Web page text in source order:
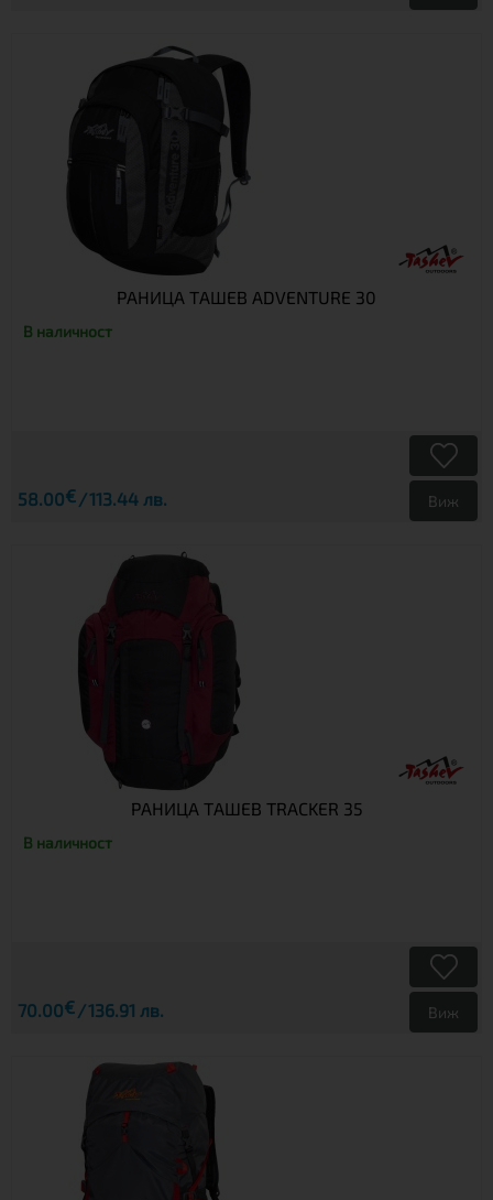
РАНИЦА ТАШЕВ ADVENTURE 30
В наличност
58.00€ 113.44 лв. Виж
РАНИЦА TАШЕВ TRACKER 35
В наличност
70.00€ 136.91 лв. Виж